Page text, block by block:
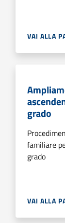
VAI ALLA
grado
familiare
grado
VAI ALLA